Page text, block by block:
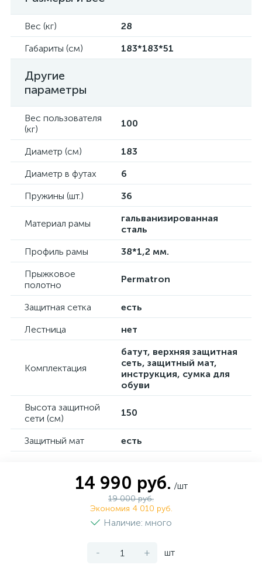
Вес (кг)
28
Габариты (см)
183*183*51
Другие
параметры
Вес пользователя
(кг)
100
Диаметр (см)
183
Диаметр в футах
6
Пружины (шт.)
36
Материал рамы
гальванизированная
сталь
Профиль рамы
38*1,2 мм.
Прыжковое
полотно
Permatron
Защитная сетка
есть
Лестница
нет
Комплектация
батут, верхняя защитная
сеть, защитный мат,
инструкция, сумка для
обуви
Высота защитной
сети (см)
150
Защитный мат есть
14 990 руб. /шт
19 000 руб.
Экономия 4 010 руб.
Наличие: много
- + шт